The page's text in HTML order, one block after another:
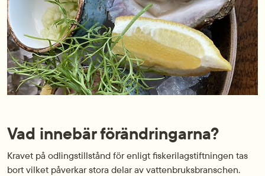
Vad innebär förändringarna?
Kravet på odlingstillstånd för enligt fiskerilagstiftningen tas
bort vilket påverkar stora delar av vattenbruksbranschen.